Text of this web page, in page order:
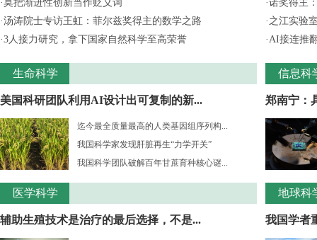
·莫把渐进性创新当作贬义词
·汤涛院士专访王虹：菲尔兹奖得主的数学之路
·3人接力研究，拿下国家自然科学至高荣誉
生命科学
美国科研团队利用AI设计出可复制的新...
迄今最全质量最高的人类基因组序列构...
我国科学家发现肝脏再生“力学开关”
我国科学团队破解百年甘蔗育种核心谜...
医学科学
辅助生殖技术是治疗的最后选择，不是...
·诺奖得主
· 之江实验
·AI接连推
信息科
郑南宁：
地球科
我国学者